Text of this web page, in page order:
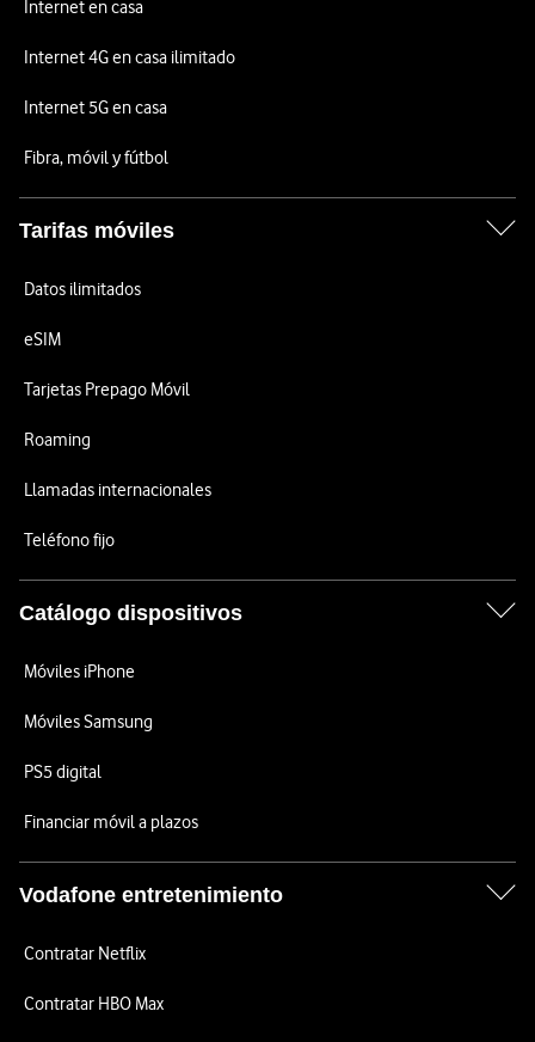
Internet en casa
Internet 4G en casa ilimitado
Internet 5G en casa
Fibra, móvil y fútbol
Tarifas móviles
Datos ilimitados
eSIM
Tarjetas Prepago Móvil
Roaming
Llamadas internacionales
Teléfono fijo
Catálogo dispositivos
Móviles iPhone
Móviles Samsung
PS5 digital
Financiar móvil a plazos
Vodafone entretenimiento
Contratar Netflix
Contratar HBO Max